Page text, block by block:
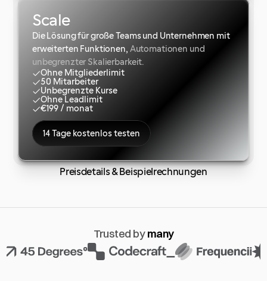
Scale
Die Lösung für große Teams und Unternehmen mit
erweiterten Funktionen, Automationen und
unbegrenzter Skalierbarkeit.
Ohne Mitgliederlimit
50 Mitarbeiter
Unbegrenzte Kurse
Ohne Leadlimit
€199 / monat
14 Tage kostenlos testen
Preisdetails & Beispielrechnungen
Trusted by many